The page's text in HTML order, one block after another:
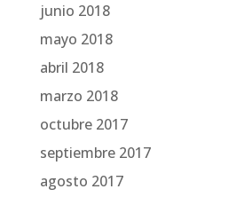
junio 2018
mayo 2018
abril 2018
marzo 2018
octubre 2017
septiembre 2017
agosto 2017